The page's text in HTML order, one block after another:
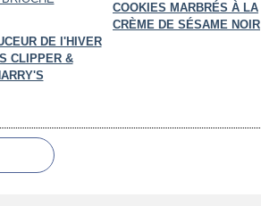
DE l'HIVER
CLIPPER &
COOKIES MARBRÉS À LA
CRÈME DE SÉSAME NOIR